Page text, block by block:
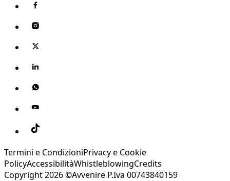
Termini e CondizioniPrivacy e Cookie
PolicyAccessibilitàWhistleblowingCredits
Copyright 2026 ©Avvenire P.Iva 00743840159